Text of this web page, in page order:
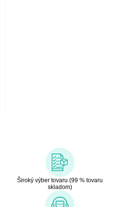
Široký výber tovaru (99 % tovaru
skladom)